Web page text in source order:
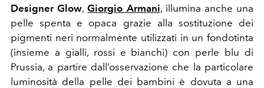
Designer Glow,Giorgio Armani, illumina anche una
pelle spenta e opaca grazie alla sostituzione dei
pigmenti neri normalmente utilizzati in un fondotinta
(insieme a gialli, rossi e bianchi) con perle blu di
Prussia, a partire dall’osservazione che la particolare
luminosità della pelle dei bambini è dovuta a una